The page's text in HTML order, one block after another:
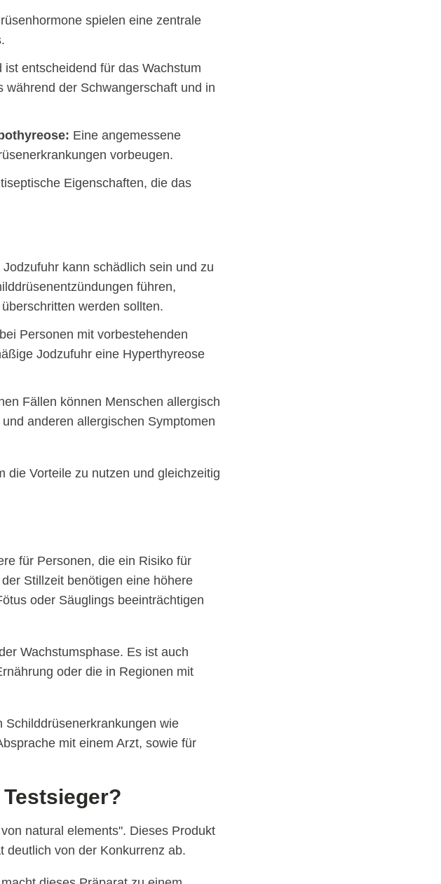
spielen eine zentrale
ist entscheidend für das Wachstum
der Schwangerschaft und in
Eine angemessene
vorbeugen.
Eigenschaften, die das
kann schädlich sein und zu
führen,
werden sollten.
Personen mit vorbestehenden
Jodzufuhr eine Hyperthyreose
Fällen können Menschen allergisch
anderen allergischen Symptomen
die Vorteile zu nutzen und gleichzeitig
für Personen, die ein Risiko für
Stillzeit benötigen eine höhere
oder Säuglings beeinträchtigen
Wachstumsphase. Es ist auch
oder die in Regionen mit
Schilddrüsenerkrankungen wie
mit einem Arzt, sowie für
natural elements". Dieses Produkt
deutlich von der Konkurrenz ab.